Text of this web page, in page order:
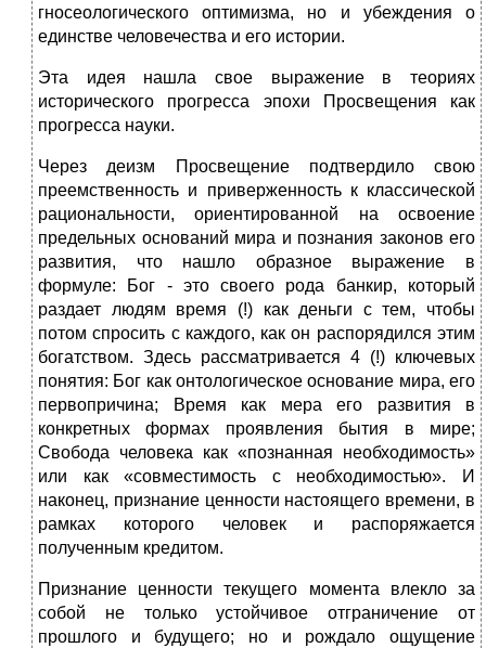
гносеологического оптимизма, но и убеждения о
единстве человечества и его истории.
Эта идея нашла свое выражение в теориях
исторического прогресса эпохи Просвещения как
прогресса науки.
Через деизм Просвещение подтвердило свою
преемственность и приверженность к классической
рациональности, ориентированной на освоение
предельных оснований мира и познания законов его
развития, что нашло образное выражение в
формуле: Бог - это своего рода банкир, который
раздает людям время (!) как деньги с тем, чтобы
потом спросить с каждого, как он распорядился этим
богатством. Здесь рассматривается 4 (!) ключевых
понятия: Бог как онтологическое основание мира, его
первопричина; Время как мера его развития в
конкретных формах проявления бытия в мире;
Свобода человека как «познанная необходимость»
или как «совместимость с необходимостью». И
наконец, признание ценности настоящего времени, в
рамках которого человек и распоряжается
полученным кредитом.
Признание ценности текущего момента влекло за
собой не только устойчивое отграничение от
прошлого и будущего; но и рождало ощущение